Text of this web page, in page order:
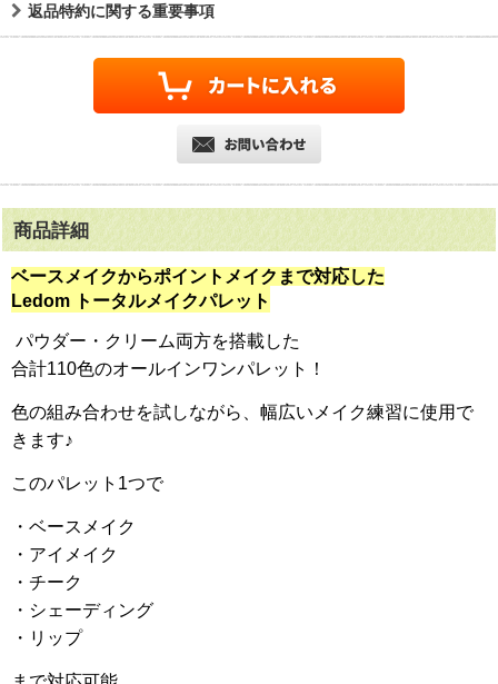
返品特約に関する重要事項
商品詳細
ベースメイクからポイントメイクまで対応した
Ledom トータルメイクパレット
パウダー・クリーム両方を搭載した
合計110色のオールインワンパレット！
色の組み合わせを試しながら、 幅広いメイク練習に使用で
きます♪
このパレット1つで
・ベースメイク
・アイメイク
・チーク
・シェーディング
・リップ